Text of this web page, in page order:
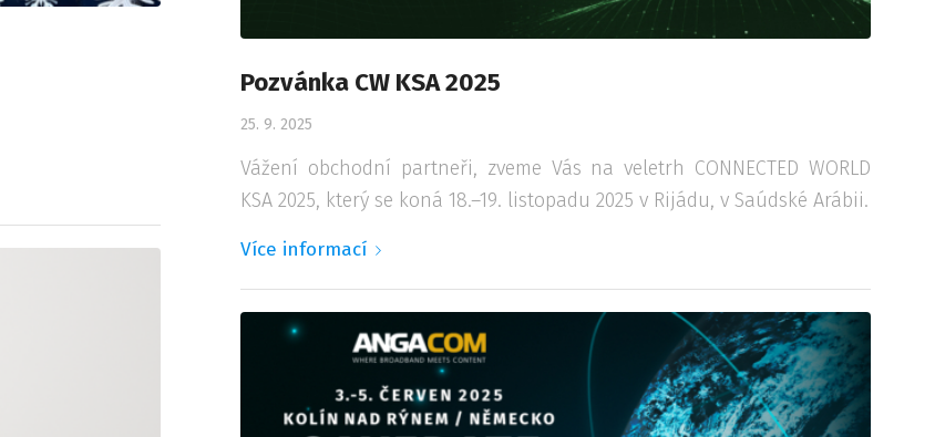
Pozvánka CW KSA 2025
25. 9. 2025
Vážení obchodní partneři, zveme Vás na veletrh CONNECTED WORLD
KSA 2025, který se koná 18.–19. listopadu 2025 v Rijádu, v Saúdské Arábii.
Více informací